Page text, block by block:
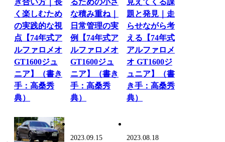
く楽しむため
の実践的な視
点【74年式ア
ルファロメオ
GT1600ジュ
ニア】（書き
手：高桑秀
典）
な積み重ね｜
日常管理の実
例【74年式ア
ルファロメオ
GT1600ジュ
ニア】（書き
手：高桑秀
典）
題と発見｜走
らせながら考
える【74年式
アルファロメ
オ GT1600ジ
ュニア】（書
き手：高桑秀
典）
2023.09.15 2023.08.18